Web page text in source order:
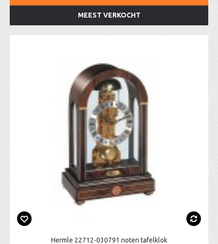
MEEST VERKOCHT
Hermle 22712-030791 noten tafelklok